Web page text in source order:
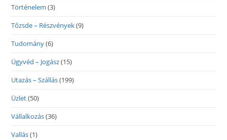
Történelem (3)
Tőzsde – Részvények(9)
Tudomány(6)
Ügyvéd – Jogász(15)
Utazás – Szállás(199)
Üzlet(50)
Vállalkozás(36)
Vallás(1)